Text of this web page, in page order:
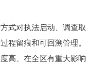
式对执法启动、调查取
程留痕和可回溯管理。
高、在全区有重大影响